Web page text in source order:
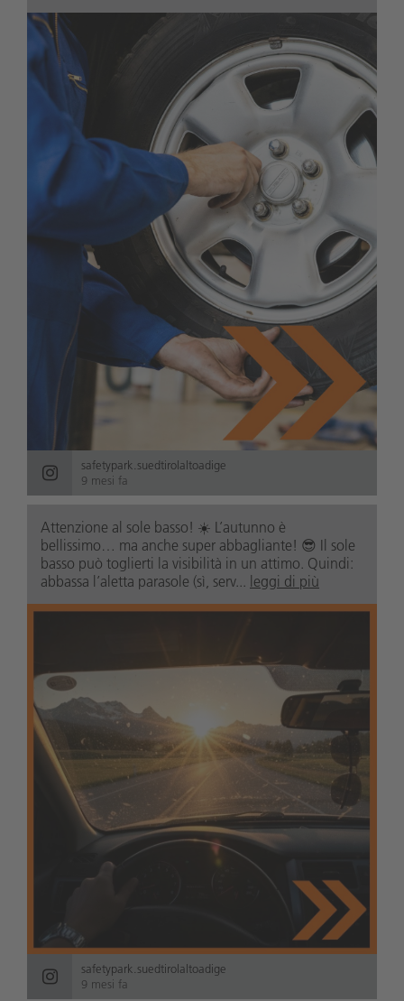
safetypark.suedtirolaltoadige
9 mesi fa
Attenzione al sole basso! ☀️ L’autunno è
bellissimo… ma anche super abbagliante! 😎 Il sole
basso può toglierti la visibilità in un attimo. Quindi:
abbassa l’aletta parasole (sì, serv... leggi di più
safetypark.suedtirolaltoadige
9 mesi fa